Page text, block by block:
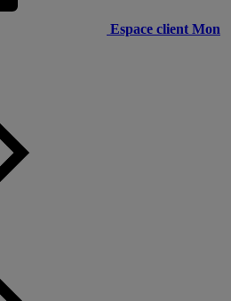
Espace client Mon